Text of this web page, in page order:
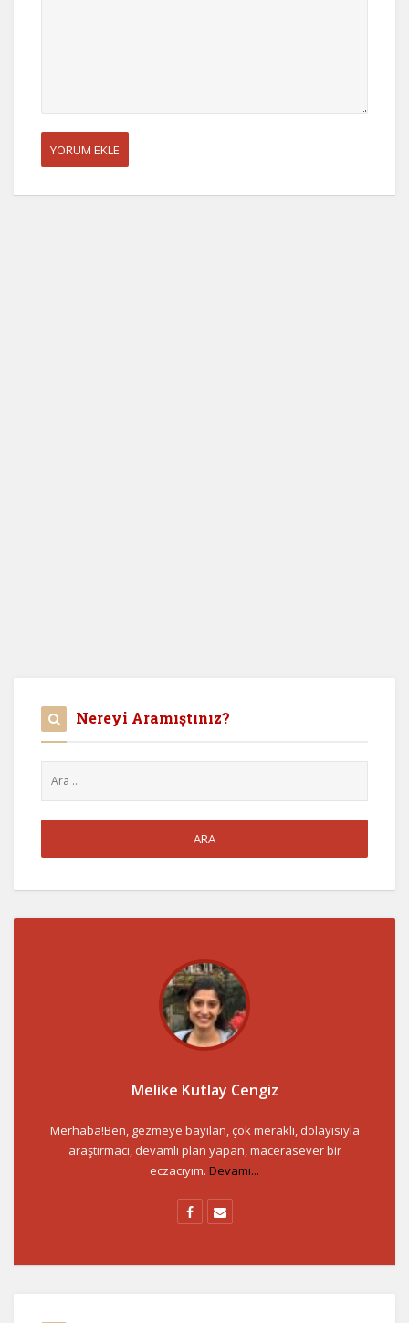
Nereyi Aramıştınız?
Melike Kutlay Cengiz
Merhaba!Ben, gezmeye bayılan, çok meraklı, dolayısıyla
araştırmacı, devamlı plan yapan, macerasever bir
eczacıyım. Devamı...